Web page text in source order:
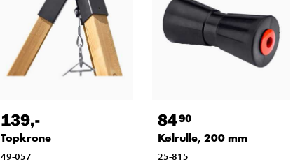
139,-
Topkrone
49-057
8490
Kølrulle, 200 mm
25-815